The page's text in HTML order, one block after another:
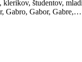
študentov,
Gabro, Gabor, Gabre,…